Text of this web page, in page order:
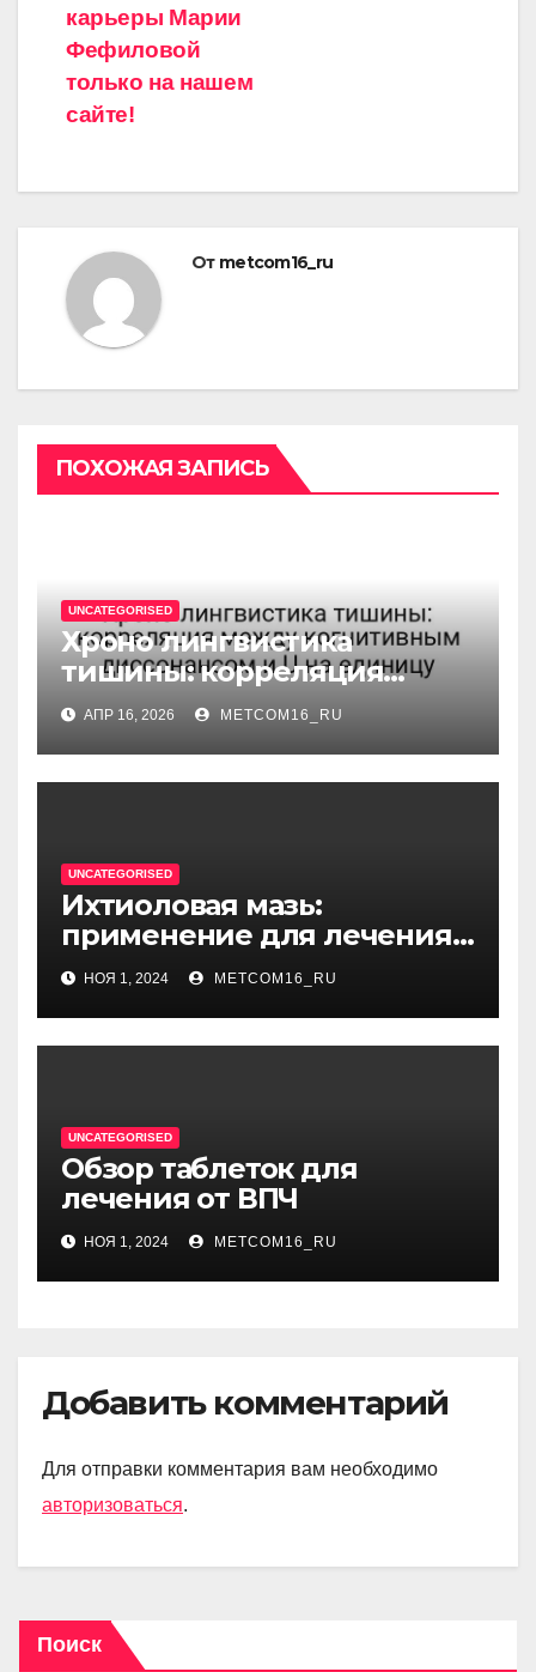
карьеры Марии
Фефиловой
только на нашем
сайте!
От metcom16_ru
ПОХОЖАЯ ЗАПИСЬ
UNCATEGORISED
Хроно лингвистика
тишины: корреляция
между когнитивным
диссонансом и U на
единицу
АПР 16, 2026 METCOM16_RU
UNCATEGORISED
Ихтиоловая мазь:
применение для лечения
фурункулов
НОЯ 1, 2024 METCOM16_RU
UNCATEGORISED
Обзор таблеток для
лечения от ВПЧ
НОЯ 1, 2024 METCOM16_RU
Добавить комментарий
Для отправки комментария вам необходимо
авторизоваться.
Поиск